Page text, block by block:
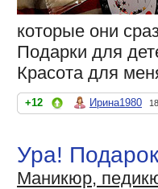
которые они
Подарки для
Красота для
+12 Ирина1980
Ура!
Маникюр,